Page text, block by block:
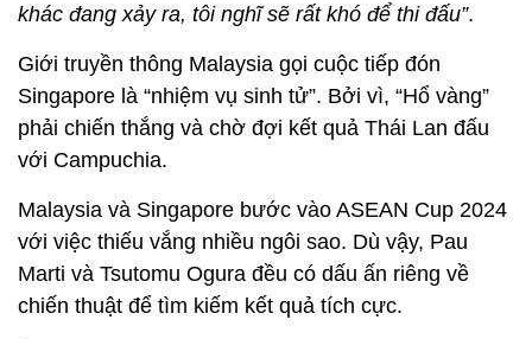
khác đang xảy ra, tôi nghĩ sẽ rất khó để thi đấu”.
Giới truyền thông Malaysia gọi cuộc tiếp đón
Singapore là “nhiệm vụ sinh tử”. Bởi vì, “Hổ vàng”
phải chiến thắng và chờ đợi kết quả Thái Lan đấu
với Campuchia.
Malaysia và Singapore bước vào ASEAN Cup 2024
với việc thiếu vắng nhiều ngôi sao. Dù vậy, Pau
Marti và Tsutomu Ogura đều có dấu ấn riêng về
chiến thuật để tìm kiếm kết quả tích cực.